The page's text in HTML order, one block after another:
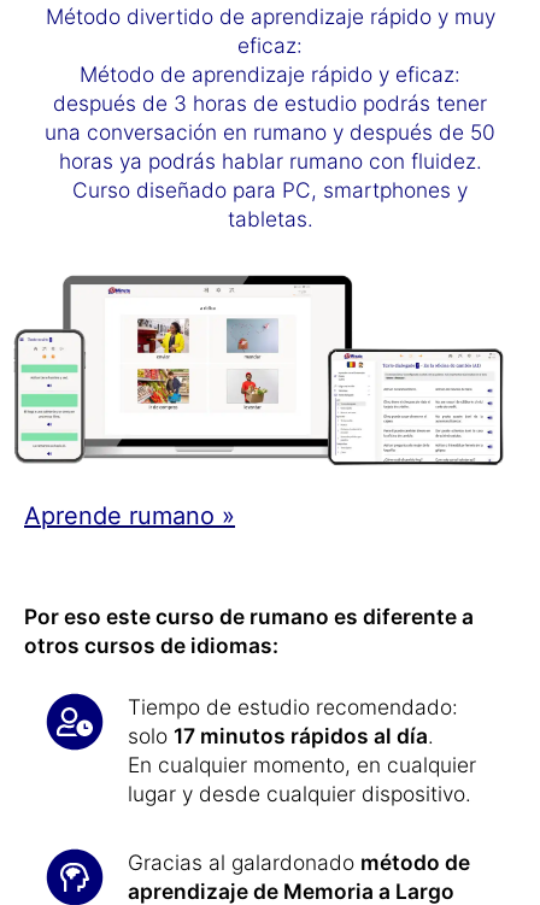
Método divertido de aprendizaje rápido y muy
eficaz:
Método de aprendizaje rápido y eficaz:
después de 3 horas de estudio podrás tener
una conversación en rumano y después de 50
horas ya podrás hablar rumano con fluidez.
Curso diseñado para PC, smartphones y
tabletas.
Aprende rumano »
Por eso este curso de rumano es diferente a
otros cursos de idiomas:
Tiempo de estudio recomendado:
solo 17 minutos rápidos al día.
En cualquier momento, en cualquier
lugar y desde cualquier dispositivo.
Gracias al galardonado método de
aprendizaje de Memoria a Largo